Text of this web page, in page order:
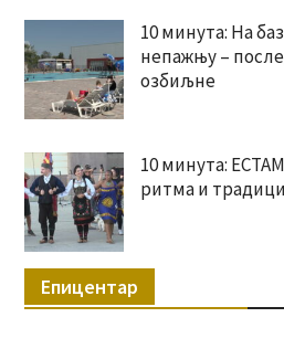
10 минута: На
непажњу –
озбиљне
10 минута:
ритма и
Епицентар